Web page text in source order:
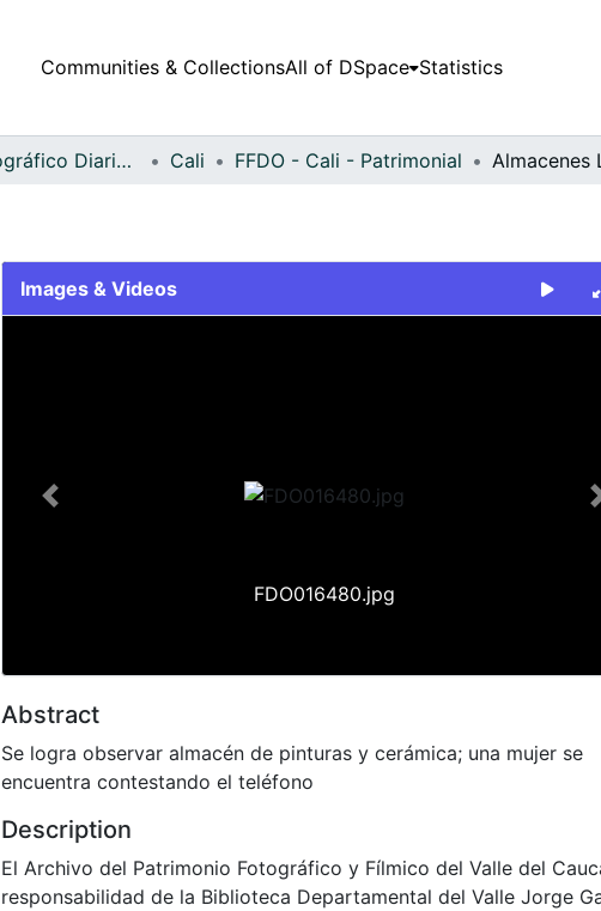
Communities & CollectionsAll of DSpace Statistics
Fondo Fotográfico Diario Occidente Cali FFDO - Cali - Patrimonial Almacenes
Images & Videos
FDO016480.jpg
Previous
Abstract
Se logra observar almacén de pinturas y cerámica; una mujer se
encuentra contestando el teléfono
Description
El Archivo del Patrimonio Fotográfico y Fílmico del Valle del
responsabilidad de la Biblioteca Departamental del Valle Jorge